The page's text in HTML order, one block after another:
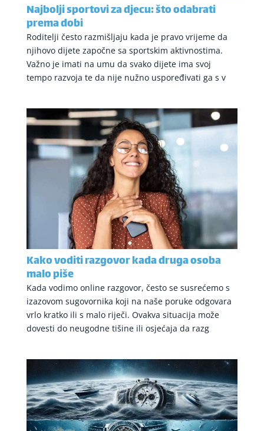
Najbolji sportovi za djecu: što odabrati
prema dobi
Roditelji često razmišljaju kada je pravo vrijeme da
njihovo dijete započne sa sportskim aktivnostima.
Važno je imati na umu da svako dijete ima svoj
tempo razvoja te da nije nužno uspoređivati ga s v
Kako voditi razgovor kada druga osoba
malo piše
Kada vodimo online razgovor, često se susrećemo s
izazovom sugovornika koji na naše poruke odgovara
vrlo kratko ili s malo riječi. Ovakva situacija može
dovesti do neugodne tišine ili osjećaja da razg